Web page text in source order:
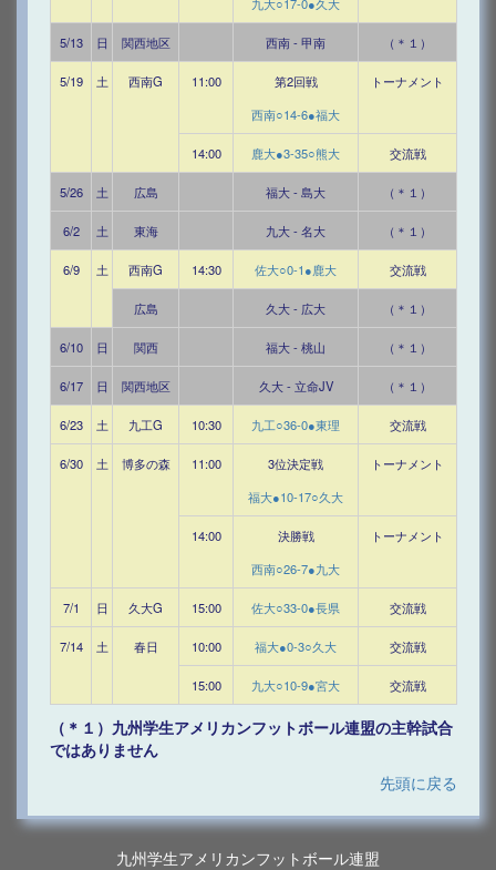
5/13 日 関西地区 西南 - 甲南 （＊１）
5/19 土 西南G 11:00
第2回戦
西南○14-6●福大
トーナメント
14:00 鹿大●3-35○熊大 交流戦
5/26 土 広島 福大 - 島大 （＊１）
6/2 土 東海 九大 - 名大 （＊１）
6/9 土 西南G 14:30 佐大○0-1●鹿大 交流戦
広島 久大 - 広大 （＊１）
6/10 日 関西 福大 - 桃山 （＊１）
6/17 日 関西地区 久大 - 立命JV （＊１）
6/23 土 九工G 10:30 九工○36-0●東理 交流戦
6/30 土 博多の森 11:00
3位決定戦
福大●10-17○久大
トーナメント
14:00
決勝戦
西南○26-7●九大
トーナメント
7/1 日 久大G 15:00 佐大○33-0●長県 交流戦
7/14 土 春日 10:00 福大●0-3○久大 交流戦
15:00 九大○10-9●宮大 交流戦
（＊１）九州学生アメリカンフットボール連盟の主幹試合
ではありません
先頭に戻る
九州学生アメリカンフットボール連盟